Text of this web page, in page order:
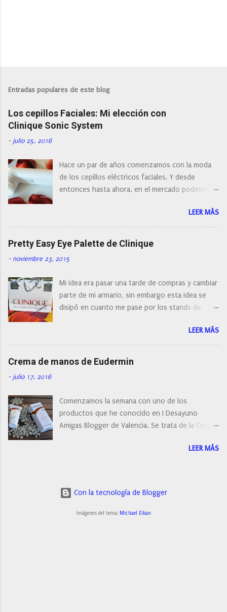
l
a
r
n
o
m
e
n
t
a
o
Entradas populares de este blog
Los cepillos Faciales: Mi elección con
Clinique Sonic System
- julio 25, 2016
Hace un par de años comenzamos con la moda
de los cepillos eléctricos faciales. Y desde
entonces hasta ahora, en el mercado podemos
con diferentes características, a pilas, a batería,
cepillos de rotación o de oscilación... y
naturalmente de todos los precios. Existe en la
actualidad tal variedad, que antes de hacer la
compra debemos de hacernos unas preguntas:
post os voy a dar mi opinión de porque elegí mi
cepillo facial de Clinique
LEER MÁS
Pretty Easy Eye Palette de Clinique
- noviembre 23, 2015
Mi idea era pasar una tarde de compras y cambiar
parte de mi armario, sin embargo esta idea se
disipó en cuanto me pase por los stands de
resistirse a esta paleta de colores de Clinique.
LEER MÁS
Crema de manos de Eudermin
- julio 17, 2016
Comenzamos la semana con uno de los
productos que he conocido en I Desayuno
Amigas Blogger de Valencia. Se trata de la Crema
manos para utilizar tanto en verano como en
LEER MÁS
Con la tecnología de Blogger
Imágenes del tema: Michael Elkan